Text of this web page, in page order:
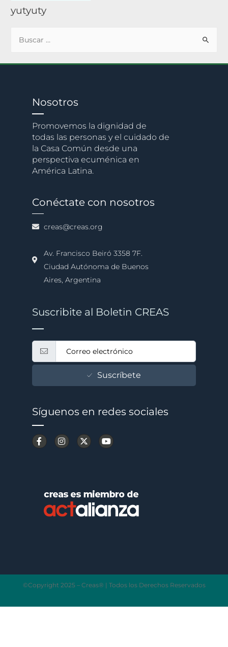
yutyuty
Nosotros
Promovemos la dignidad de
todas las personas y el cuidado de
la Casa Común desde una
perspectiva ecuménica en
América Latina.
Conéctate con nosotros
creas@creas.org
Av. Francisco Beiró 3358 7F.
Ciudad Autónoma de Buenos
Aires, Argentina
Suscribite al Boletin CREAS
Suscríbete
Síguenos en redes sociales
©Copyright 2025 – Creas® | Todos los Derechos Reservados